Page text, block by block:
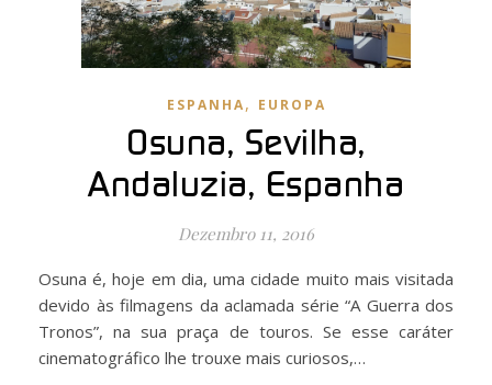
ESPANHA, EUROPA
Osuna, Sevilha,
Andaluzia, Espanha
Dezembro 11, 2016
Osuna é, hoje em dia, uma cidade muito mais visitada
devido às filmagens da aclamada série “A Guerra dos
Tronos”, na sua praça de touros. Se esse caráter
cinematográfico lhe trouxe mais curiosos,…